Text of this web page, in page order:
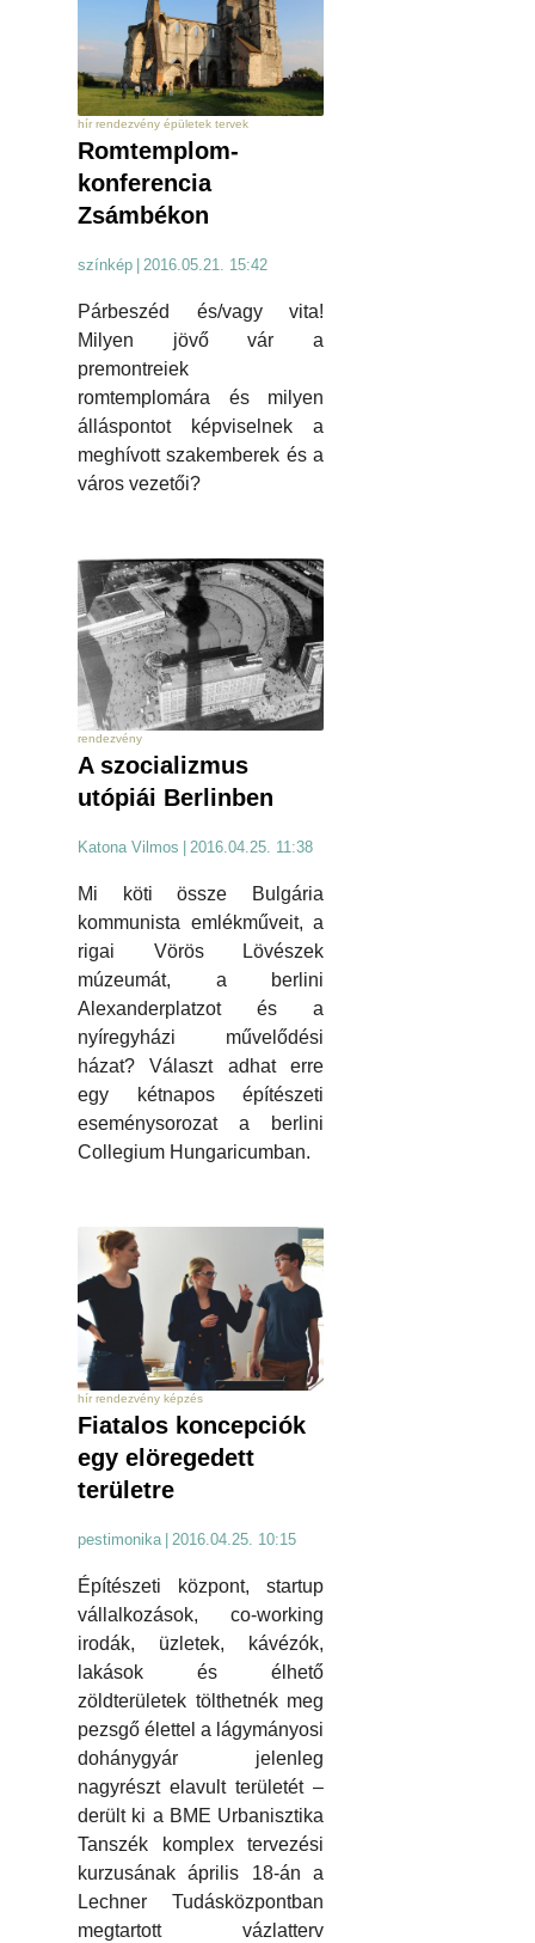
hír rendezvény épületek tervek
Romtemplom-
konferencia
Zsámbékon
színkép 2016.05.21. 15:42
Párbeszéd és/vagy vita!
Milyen jövő vár a
premontreiek
romtemplomára és milyen
álláspontot képviselnek a
meghívott szakemberek és a
város vezetői?
rendezvény
A szocializmus
utópiái Berlinben
Katona Vilmos 2016.04.25. 11:38
Mi köti össze Bulgária
kommunista emlékműveit, a
rigai Vörös Lövészek
múzeumát, a berlini
Alexanderplatzot és a
nyíregyházi művelődési
házat? Választ adhat erre
egy kétnapos építészeti
eseménysorozat a berlini
Collegium Hungaricumban.
hír rendezvény képzés
Fiatalos koncepciók
egy elöregedett
területre
pestimonika 2016.04.25. 10:15
Építészeti központ, startup
vállalkozások, co-working
irodák, üzletek, kávézók,
lakások és élhető
zöldterületek tölthetnék meg
pezsgő élettel a lágymányosi
dohánygyár jelenleg
nagyrészt elavult területét –
derült ki a BME Urbanisztika
Tanszék komplex tervezési
kurzusának április 18-án a
Lechner Tudásközpontban
megtartott vázlatterv